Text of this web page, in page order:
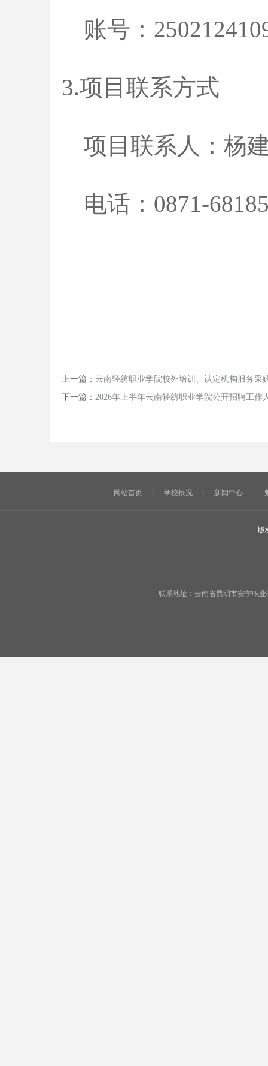
账号：
3.项目联系方式
项目联系人：杨
电话： 0871-
上一篇： 云南轻纺职业学院校外培训、认定机构服务采
下一篇： 2026年上半年云南轻纺职业学院公开招聘工作
网站首页 学校概况 新闻中心
版
联系地址：云南省昆明市安宁职